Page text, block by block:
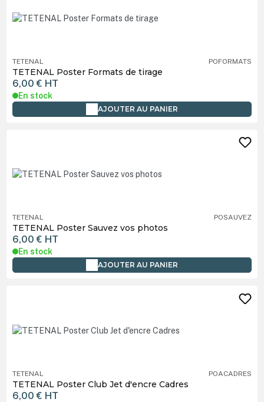
TETENAL POFORMATS
TETENAL Poster Formats de tirage
6,00 € HT
En stock
AJOUTER AU PANIER
TETENAL POSAUVEZ
TETENAL Poster Sauvez vos photos
6,00 € HT
En stock
AJOUTER AU PANIER
TETENAL POACADRES
TETENAL Poster Club Jet d'encre Cadres
6,00 € HT